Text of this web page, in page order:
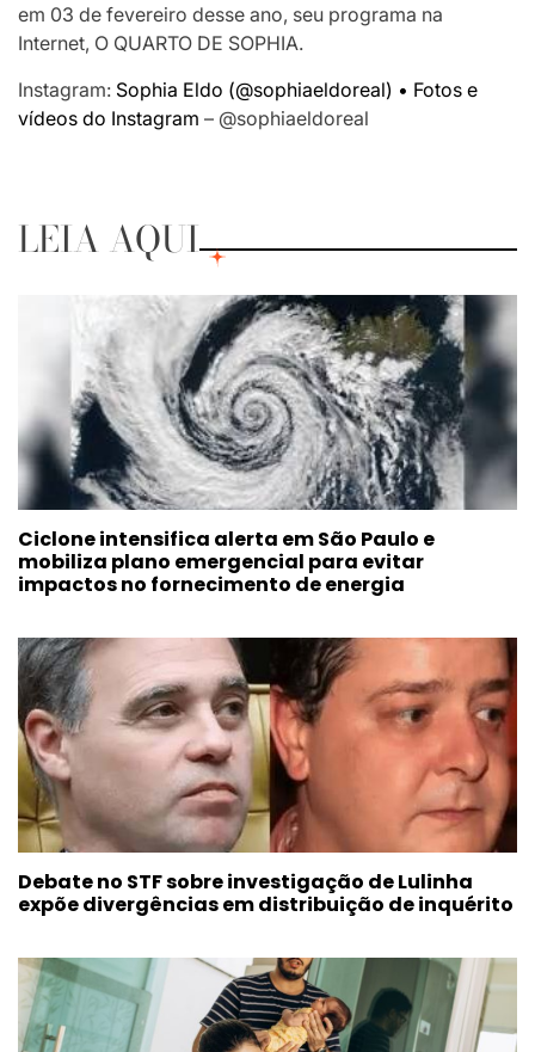
em 03 de fevereiro desse ano, seu programa na
Internet, O QUARTO DE SOPHIA.
Instagram: Sophia Eldo (@sophiaeldoreal) • Fotos e
vídeos do Instagram – @sophiaeldoreal
LEIA AQUI
Ciclone intensifica alerta em São Paulo e
mobiliza plano emergencial para evitar
impactos no fornecimento de energia
Debate no STF sobre investigação de Lulinha
expõe divergências em distribuição de inquérito